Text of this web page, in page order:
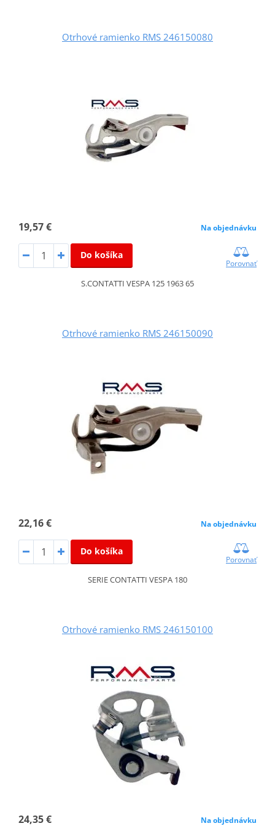
Otrhové ramienko RMS 246150080
19,57 € Na objednávku
Do košíka
Porovnať
S.CONTATTI VESPA 125 1963 65
Otrhové ramienko RMS 246150090
22,16 € Na objednávku
Do košíka
Porovnať
SERIE CONTATTI VESPA 180
Otrhové ramienko RMS 246150100
24,35 € Na objednávku